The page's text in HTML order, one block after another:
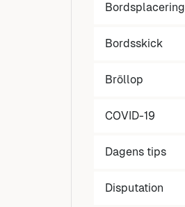
Bordsplacering
Bordsskick
Bröllop
COVID-19
Dagens tips
Disputation